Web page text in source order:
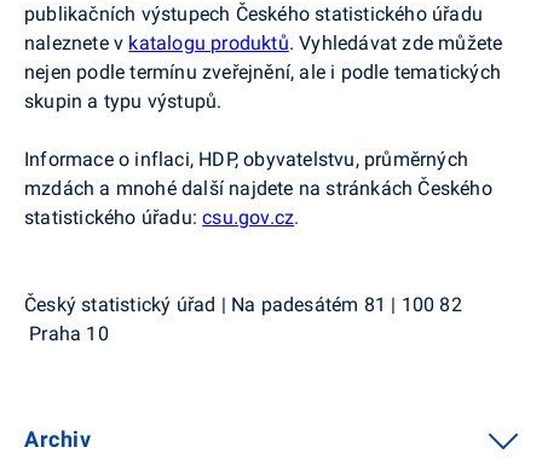
publikačních výstupech Českého statistického úřadu
naleznete v katalogu produktů. Vyhledávat zde můžete
nejen podle termínu zveřejnění, ale i podle tematických
skupin a typu výstupů.
Informace o inflaci, HDP, obyvatelstvu, průměrných
mzdách a mnohé další najdete na stránkách Českého
statistického úřadu:csu.gov.cz.
Český statistický úřad | Na padesátém 81 | 100 82
Praha 10
Archiv